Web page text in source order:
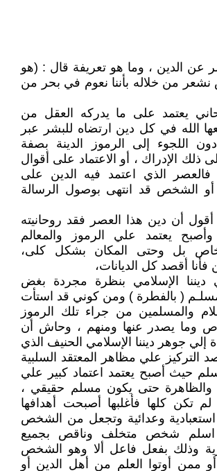
عن الدين ، وما هو تعريفة قال : (هو
من خلاله بأننا نعوم في بحر من
يعتمد على ما يدركه العقل من
الله في كل دين ارتضاه للبشر عبر
اللجوء إلى الرموز الدينة بصفة
ذلك الإدراك ، أو الاعتماد على أقوال
الذي اعتمد فيه الدين على
أو الشخص قد انتهى بوصول الرسالة
أن دين هذا العصر فقد روحانيته
وأصبح يعتمد علي الرموز والمعالم
بل وحتى المكان بشكل كلى،
فأنا أقصد كل الديانات،
الإسلامي بنظرة مجردة بغض
( بالفطرة ) ومن كوني قد استأت
والمسلمين من جراء تلك الرموز
وما يصدر عنها ومنهم ، وحاش أن
إلي جوهر ديننا الإسلامي الحنيف الذي
التركيز علي مظاهر المعتقد السلبية
حيث أصبح يعتمد اعتماد كبير علي
والظاهرة حتى يكون مسلم حقيقي ،
لم تكن كلها فأغلبها أصبحت أهدافها
استعبادية وعدائية وتجعل من الشخص
اسلم شخص متخلف وناقص بجميع
وذلك بفعل فاعل ألا وهو الشخص
ممن أوتوا العلم من أهل الدين أو